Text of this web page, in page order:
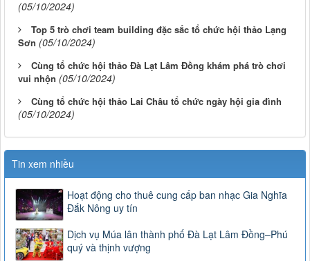
(05/10/2024)
Top 5 trò chơi team building đặc sắc tổ chức hội thảo Lạng
Sơn (05/10/2024)
Cùng tổ chức hội thảo Đà Lạt Lâm Đồng khám phá trò chơi
vui nhộn (05/10/2024)
Cùng tổ chức hội thảo Lai Châu tổ chức ngày hội gia đình
(05/10/2024)
Tin xem nhiều
Hoạt động cho thuê cung cấp ban nhạc Gia Nghĩa
Đắk Nông uy tín
Dịch vụ Múa lân thành phố Đà Lạt Lâm Đồng–Phú
quý và thịnh vượng